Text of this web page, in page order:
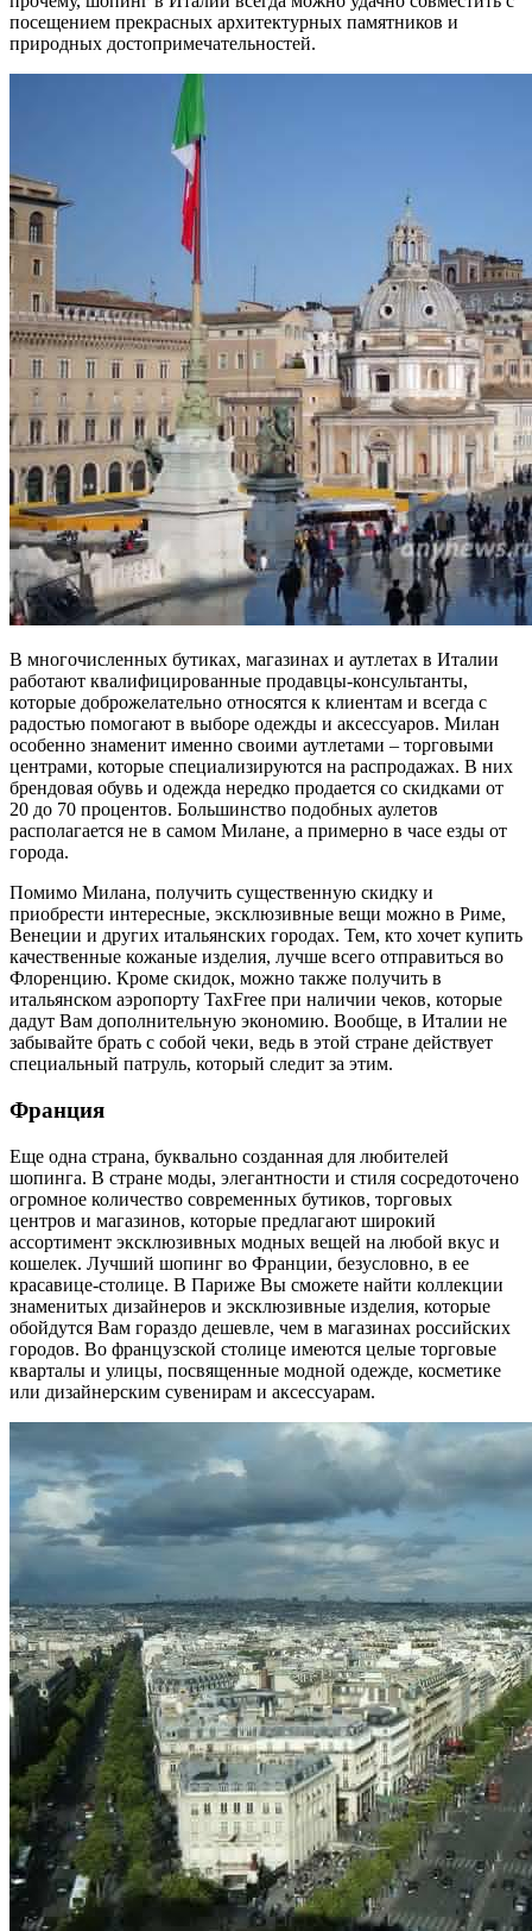
посещением прекрасных архитектурных памятников и
природных достопримечательностей.
В многочисленных бутиках, магазинах и аутлетах в Италии
работают квалифицированные продавцы-консультанты,
которые доброжелательно относятся к клиентам и всегда с
радостью помогают в выборе одежды и аксессуаров. Милан
особенно знаменит именно своими аутлетами – торговыми
центрами, которые специализируются на распродажах. В них
брендовая обувь и одежда нередко продается со скидками от
20 до 70 процентов. Большинство подобных аулетов
располагается не в самом Милане, а примерно в часе езды от
города.
Помимо Милана, получить существенную скидку и
приобрести интересные, эксклюзивные вещи можно в Риме,
Венеции и других итальянских городах. Тем, кто хочет купить
качественные кожаные изделия, лучше всего отправиться во
Флоренцию. Кроме скидок, можно также получить в
итальянском аэропорту TaxFree при наличии чеков, которые
дадут Вам дополнительную экономию. Вообще, в Италии не
забывайте брать с собой чеки, ведь в этой стране действует
специальный патруль, который следит за этим.
Франция
Еще одна страна, буквально созданная для любителей
шопинга. В стране моды, элегантности и стиля сосредоточено
огромное количество современных бутиков, торговых
центров и магазинов, которые предлагают широкий
ассортимент эксклюзивных модных вещей на любой вкус и
кошелек. Лучший шопинг во Франции, безусловно, в ее
красавице-столице. В Париже Вы сможете найти коллекции
знаменитых дизайнеров и эксклюзивные изделия, которые
обойдутся Вам гораздо дешевле, чем в магазинах российских
городов. Во французской столице имеются целые торговые
кварталы и улицы, посвященные модной одежде, косметике
или дизайнерским сувенирам и аксессуарам.